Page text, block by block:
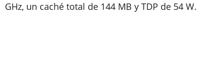
GHz, un caché total de 144 MB y TDP de 54 W.